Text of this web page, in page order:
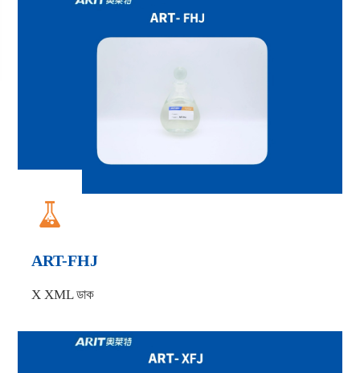

ART-FHJ
X XML ডাক